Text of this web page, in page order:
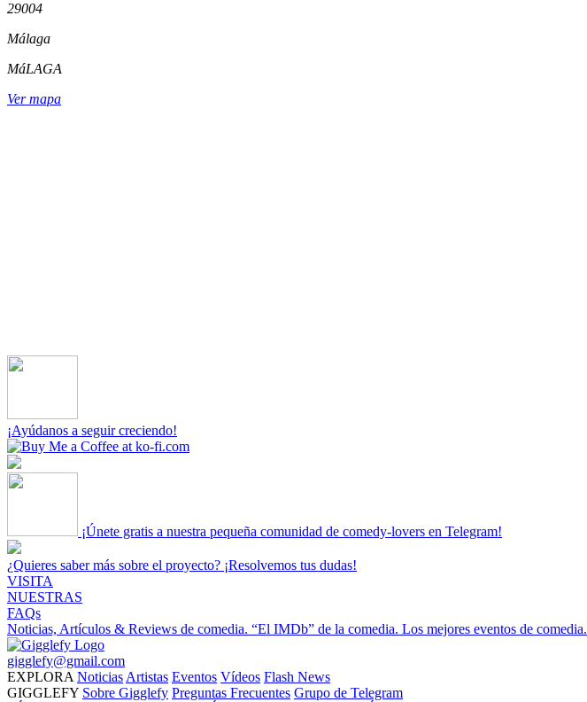
29004
Málaga
MáLAGA
Ver mapa
¡Ayúdanos a seguir creciendo!
¡Únete gratis a nuestra pequeña comunidad de comedy-lovers en Telegram!
¿Quieres saber más sobre el proyecto? ¡Resolvemos tus dudas!
VISITA
NUESTRAS
FAQs
Noticias, Artículos & Reviews de comedia. “El IMDb” de la comedia. Los mejores eventos de comedia.
gigglefy@gmail.com
EXPLORA Noticias Artistas Eventos Vídeos Flash News
GIGGLEFY Sobre Gigglefy Preguntas Frecuentes Grupo de Telegram